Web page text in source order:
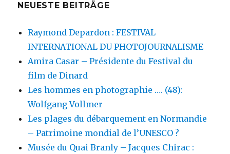
NEUESTE BEITRÄGE
Raymond Depardon : FESTIVAL
INTERNATIONAL DU PHOTOJOURNALISME
Amira Casar – Présidente du Festival du
film de Dinard
Les hommes en photographie …. (48):
Wolfgang Vollmer
Les plages du débarquement en Normandie
– Patrimoine mondial de l’UNESCO ?
Musée du Quai Branly – Jacques Chirac :